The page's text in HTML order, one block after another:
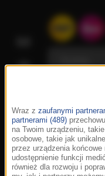
Wraz z zaufanymi
partnerami (489)
na Twoim urządzeniu,
osobowe, takie jak
przez urządzenia
udostępnienie funkcji
również dla rozwoju i